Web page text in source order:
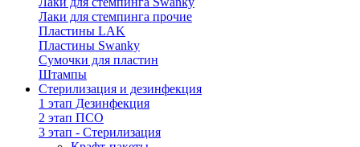
Лаки для стемпинга прочие
Пластины LAK
Пластины Swanky
Сумочки для пластин
Штампы
Стерилизация и дезинфекция
1 этап Дезинфекция
2 этап ПСО
3 этап - Стерилизация